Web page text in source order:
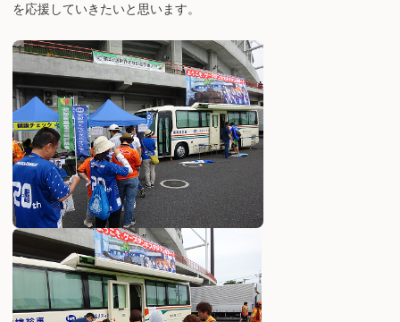
を応援していきたいと思います。